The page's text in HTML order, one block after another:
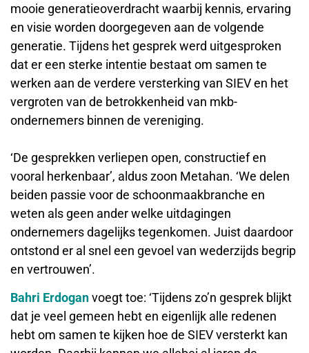
mooie generatieoverdracht waarbij kennis, ervaring
en visie worden doorgegeven aan de volgende
generatie. Tijdens het gesprek werd uitgesproken
dat er een sterke intentie bestaat om samen te
werken aan de verdere versterking van SIEV en het
vergroten van de betrokkenheid van mkb-
ondernemers binnen de vereniging.
‘De gesprekken verliepen open, constructief en
vooral herkenbaar’, aldus zoon Metahan. ‘We delen
beiden passie voor de schoonmaakbranche en
weten als geen ander welke uitdagingen
ondernemers dagelijks tegenkomen. Juist daardoor
ontstond er al snel een gevoel van wederzijds begrip
en vertrouwen’.
Bahri Erdoganvoegt toe: ‘Tijdens zo’n gesprek blijkt
dat je veel gemeen hebt en eigenlijk alle redenen
hebt om samen te kijken hoe de SIEV versterkt kan